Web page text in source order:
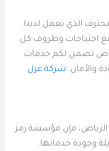
الذي يعمل لدينا.
احتياجات وظروف كل
تضمن لكم خدمات
والأمان. شركة عزل
الرياض، فإن مؤسسة رمز
وجودة خدماتها.